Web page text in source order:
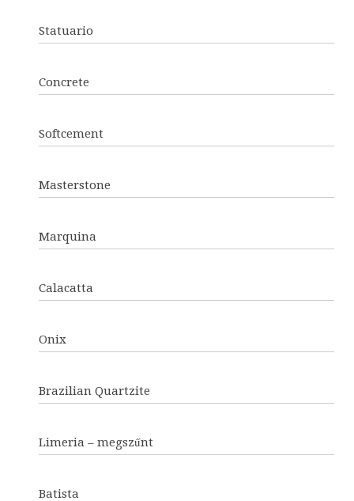
Statuario
Concrete
Softcement
Masterstone
Marquina
Calacatta
Onix
Brazilian Quartzite
Limeria – megszűnt
Batista